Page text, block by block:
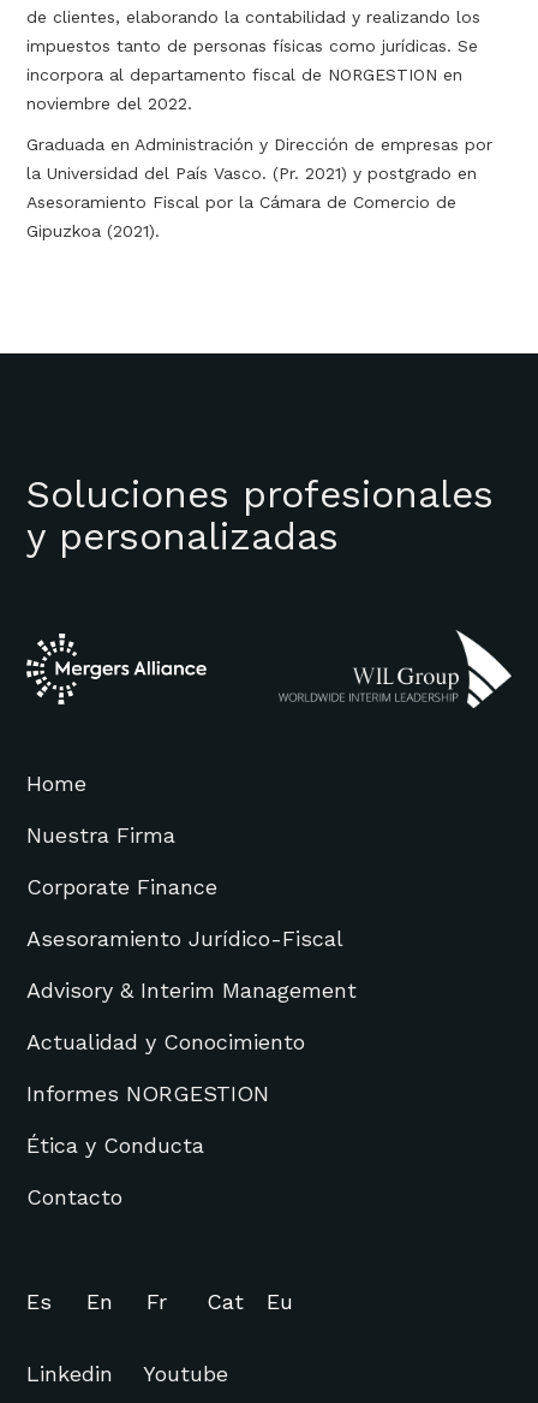
de clientes, elaborando la contabilidad y realizando los
impuestos tanto de personas físicas como jurídicas. Se
incorpora al departamento fiscal de NORGESTION en
noviembre del 2022.
Graduada en Administración y Dirección de empresas por
la Universidad del País Vasco. (Pr. 2021) y postgrado en
Asesoramiento Fiscal por la Cámara de Comercio de
Gipuzkoa (2021).
Soluciones profesionales
y personalizadas
Home
Nuestra Firma
Corporate Finance
Asesoramiento Jurídico-Fiscal
Advisory & Interim Management
Actualidad y Conocimiento
Informes NORGESTION
Ética y Conducta
Contacto
Es En Fr Cat Eu
Linkedin Youtube